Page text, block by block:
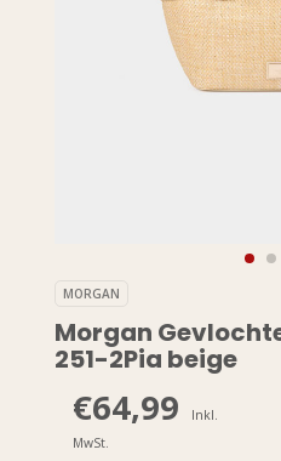
MORGAN
Morgan
251-2Pia beige
€64,99
Inkl.
MwSt.